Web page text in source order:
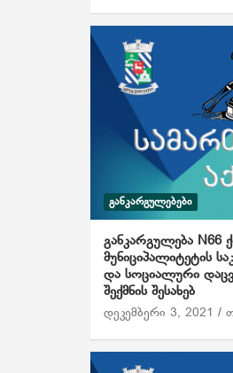
ᲒᲐᲜᲙᲐᲠᲒᲣᲚᲔᲑᲔᲑᲘ
განკარგულება N66
მუნიციპალიტეტის
და სოციალური
შექმნის შესახებ
დეკემბერი 3, 2021